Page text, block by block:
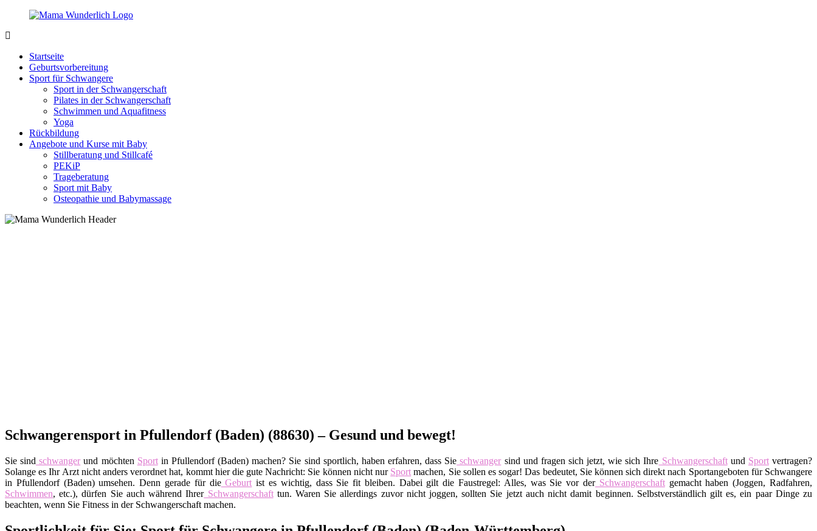
Zurück
Inhalt
sein
wunderbar!
Startseite
Geburtsvorbereitung
Sport für Schwangere
Sport in der Schwangerschaft
Pilates in der Schwangerschaft
Schwimmen und Aquafitness
Yoga
Rückbildung
Angebote und Kurse mit Baby
Stillberatung und Stillcafé
PEKiP
Trageberatung
Sport mit Baby
Osteopathie und Babymassage
Schwangerensport in Pfullendorf (Baden) (88630) – Gesund und bewegt!
Sie sind schwangerund möchten Sportin Pfullendorf (Baden) machen? Sie sind sportlich, haben erfahren, dass Sie schwangersind und fragen sich jetzt, wie sich Ihre Schwangerschaftund Sportvertragen?
Solange es Ihr Arzt nicht anders verordnet hat, kommt hier die gute Nachricht: Sie können nicht nur Sport machen, Sie sollen es sogar! Das bedeutet, Sie können sich direkt nach Sportangeboten für Schwangere
in Pfullendorf (Baden) umsehen. Denn gerade für dieGeburt ist es wichtig, dass Sie fit bleiben. Dabei gilt die Faustregel: Alles, was Sie vor derSchwangerschaftgemacht haben (Joggen, Radfahren,
Schwimmen, etc.), dürfen Sie auch während IhrerSchwangerschafttun. Waren Sie allerdings zuvor nicht joggen, sollten Sie jetzt auch nicht damit beginnen. Selbstverständlich gilt es, ein paar Dinge zu
beachten, wenn Sie Fitness in der Schwangerschaft machen.